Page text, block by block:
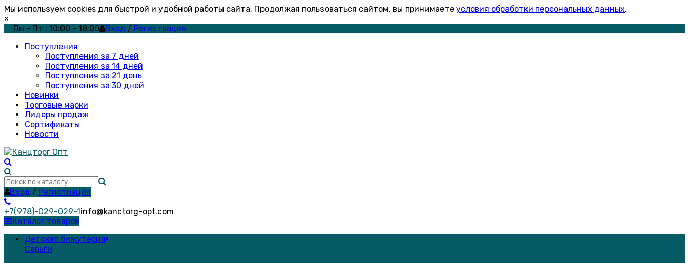
Мы используем cookies для быстрой и удобной работы сайта. Продолжая пользоваться сайтом, вы принимаете условия обработки персональных данных.
×
Пн - Пт : 10:00 - 18:00
Вход / Регистрация
Поступления
Поступления за 7 дней
Поступления за 14 дней
Поступления за 21 день
Поступления за 30 дней
Новинки
Торговые марки
Лидеры продаж
Сертификаты
Новости
Вход / Регистрация
+7(978)-029-029-1info@kanctorg-opt.com
Каталог товаров
Детская бижутерия
Серьги